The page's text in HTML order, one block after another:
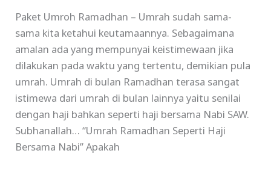
Paket Umroh Ramadhan – Umrah sudah sama-
sama kita ketahui keutamaannya. Sebagaimana
amalan ada yang mempunyai keistimewaan jika
dilakukan pada waktu yang tertentu, demikian pula
umrah. Umrah di bulan Ramadhan terasa sangat
istimewa dari umrah di bulan lainnya yaitu senilai
dengan haji bahkan seperti haji bersama Nabi SAW.
Subhanallah… “Umrah Ramadhan Seperti Haji
Bersama Nabi” Apakah